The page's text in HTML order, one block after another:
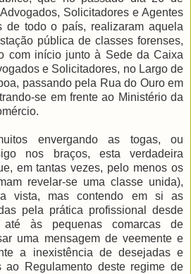
Solicitadores e Agentes
de todo o país, realizaram aquela
pública de classes forenses,
com início junto à Sede da Caixa
e Solicitadores, no Largo de
passando pela Rua do Ouro em
se em frente ao Ministério da
envergando as togas, ou
nos braços, esta verdadeira
em tantas vezes, pelo menos os
revelar-se uma classe unida),
vista, mas contendo em si as
pela prática profissional desde
às pequenas comarcas de
uma mensagem de veemente e
a inexistência de desejadas e
ao Regulamento deste regime de